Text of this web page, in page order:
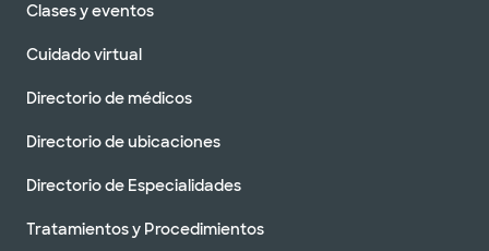
Clases y eventos
Cuidado virtual
Directorio de médicos
Directorio de ubicaciones
Directorio de Especialidades
Tratamientos y Procedimientos